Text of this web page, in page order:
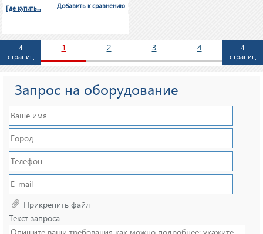
Добавить к сравнению
Где купить...
4
страниц
4
страниц
1 2 3 4
Запрос на оборудование
Прикрепить файл
Текст запроса